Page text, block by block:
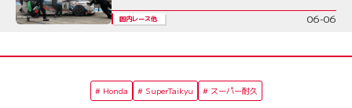
国内レース他 06-06
Honda SuperTaikyu スーパー耐久